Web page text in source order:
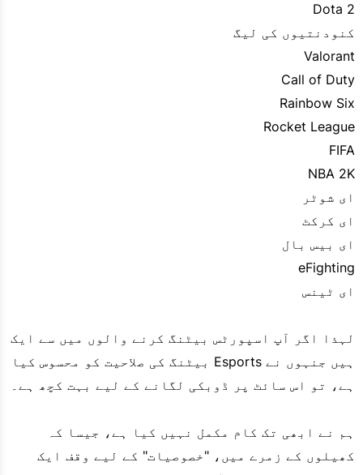
Dota 2
کنودنتیوں کی لیگ
Valorant
Call of Duty
Rainbow Six
Rocket League
FIFA
NBA 2K
ای شوٹر
ای کرکٹ
ای بیس بال
eFighting
ای ٹینس
لہذا اگر آپ اسپورٹس بیٹنگ کرنے والوں میں سے ایک
ہیں جنہوں نے Esports بیٹنگ کی صلاحیت کو محسوس کیا
ہے، تو اس سائٹ پر ڈوبکی لگانے کے لیے بہت کچھ ہے۔
ہم نے ابھی تک کام مکمل نہیں کیا ہے، جیسا کہ
کھیلوں کے زمرے میں، "خصوصیات" کے لیے وقف ایک